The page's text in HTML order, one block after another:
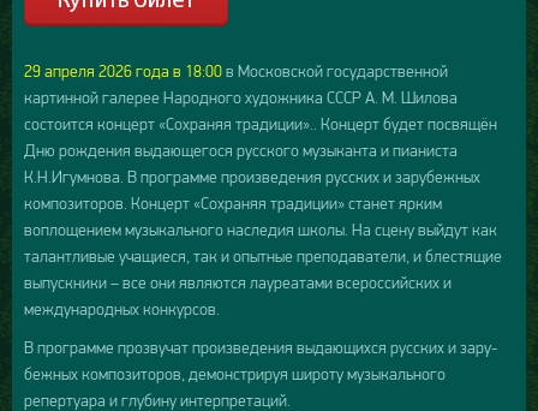
29 апреля 2026 года в 18:00в Московской государственной
картинной галерее Народного художника СССР А. М. Шилова
состоится концерт «Сохраняя традиции».. Концерт будет посвящён
Дню рождения выдающегося русского музыканта и пианиста
К.Н.Игумнова. В программе произведения русских и зарубежных
композиторов. Концерт «Сохраняя традиции» станет ярким
воплощением музыкального наследия школы. На сцену выйдут как
талантливые учащиеся, так и опытные преподаватели, и блестящие
выпускники – все они являются лауреатами всероссийских и
международных конкурсов.
В программе прозвучат произведения выдающихся русских и зару-
бежных композиторов, демонстрируя широту музыкального
репертуара и глубину интерпретаций.